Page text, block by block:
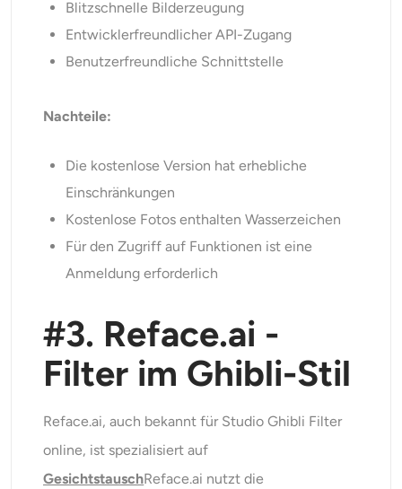
Blitzschnelle Bilderzeugung
Entwicklerfreundlicher API-Zugang
Benutzerfreundliche Schnittstelle
Nachteile:
Die kostenlose Version hat erhebliche
Einschränkungen
Kostenlose Fotos enthalten Wasserzeichen
Für den Zugriff auf Funktionen ist eine
Anmeldung erforderlich
#3. Reface.ai -
Filter im Ghibli-Stil
Reface.ai, auch bekannt für Studio Ghibli Filter
online, ist spezialisiert auf
GesichtstauschReface.ai nutzt die